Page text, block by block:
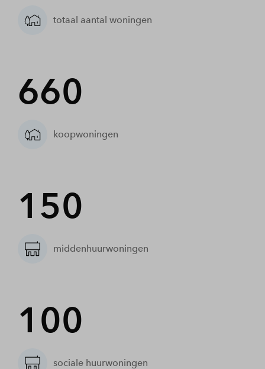
totaal aantal woningen
660
koopwoningen
150
middenhuurwoningen
100
sociale huurwoningen